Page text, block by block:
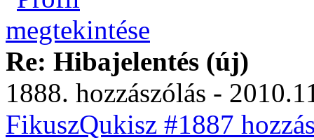
Re: Hibajelentés (új)
1888. hozzászólás -
FikuszQukisz #1887